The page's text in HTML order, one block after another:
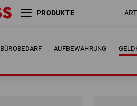
PRODUKTE
AUFBEWAHRUNG
BÜROBEDARF AUFBEWAHRUNG
BÜROBEDARF